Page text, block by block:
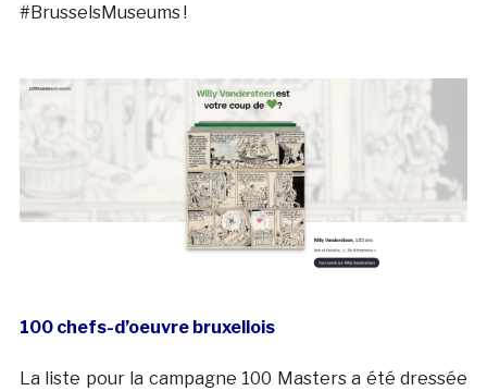
#BrusselsMuseums !
100 chefs-d’oeuvre bruxellois
La liste pour la campagne 100 Masters a été dressée